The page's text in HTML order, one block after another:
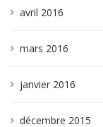
avril 2016
mars 2016
janvier 2016
décembre 2015